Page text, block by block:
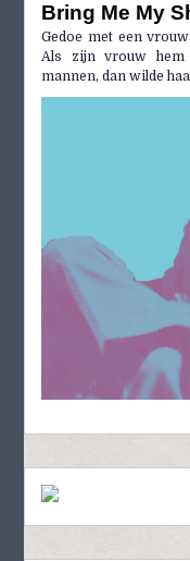
Bring Me My
Gedoe met een
Als zijn vrouw hem
mannen, dan wilde